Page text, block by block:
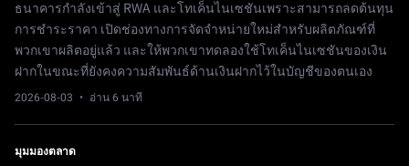
ธนาคารกำลังเข้าสู่ RWA และโทเค็นไนเซชันเพราะสามารถลดต้นทุน
การชำระราคา เปิดช่องทางการจัดจำหน่ายใหม่สำหรับผลิตภัณฑ์ที่
พวกเขาผลิตอยู่แล้ว และให้พวกเขาทดลองใช้โทเค็นไนเซชันของเงิน
ฝากในขณะที่ยังคงความสัมพันธ์ด้านเงินฝากไว้ในบัญชีของตนเอง
2026-08-03 · อ่าน 6 นาที
มุมมองตลาด